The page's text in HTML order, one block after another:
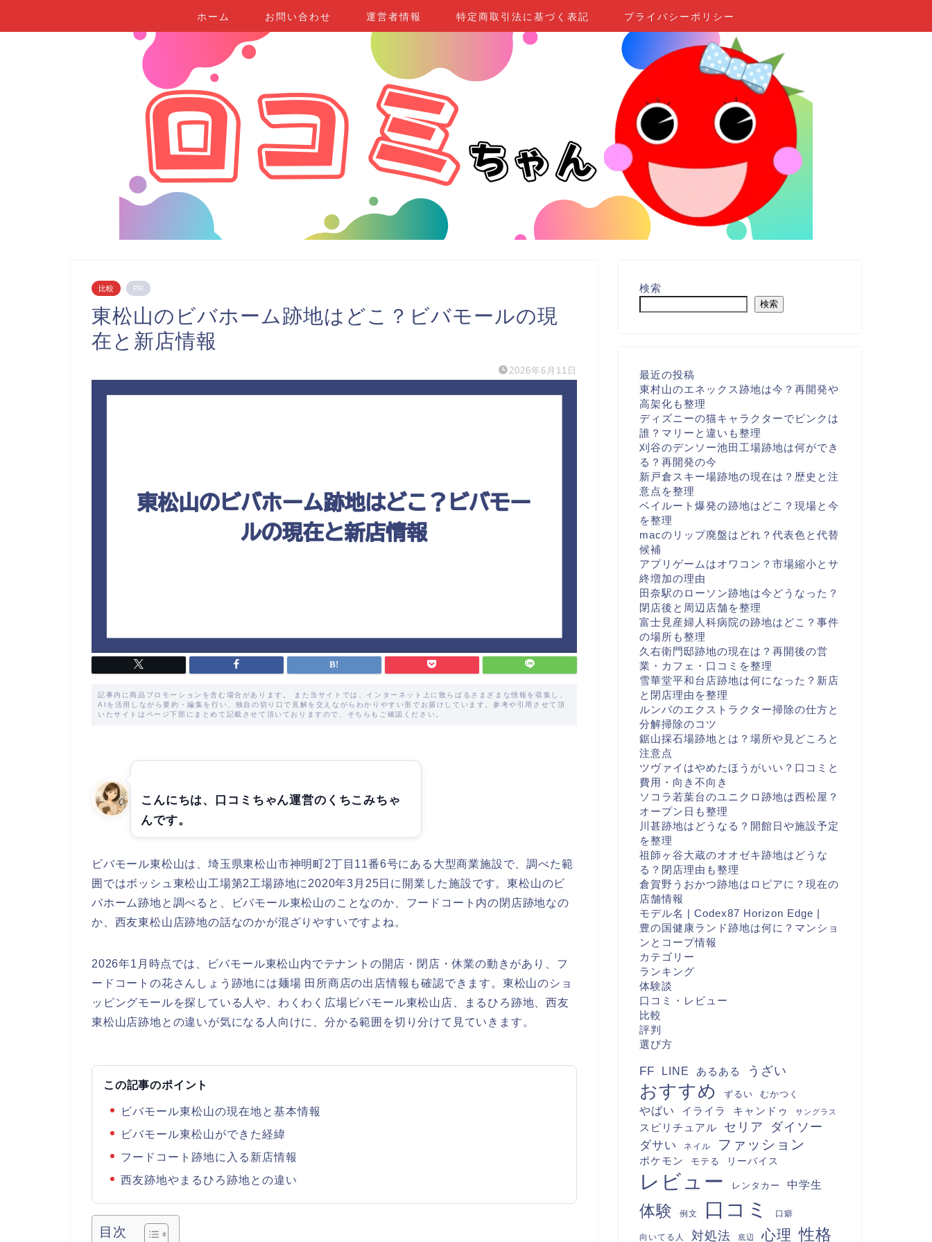
ホーム お問い合わせ 運営者情報 特定商取引法に基づく表記 プライバシーポリシー
比較 PR
東松山のビバホーム跡地はどこ？ビバモールの現
在と新店情報
2026年6月11日
記事内に商品プロモーションを含む場合があります。 また当サイトでは、インターネット上に散らばるさまざまな情報を収集し、
AIを活用しながら要約・編集を行い、独自の切り口で見解を交えながらわかりやすい形でお届けしています。参考や引用させて頂
いたサイトはページ下部にまとめて記載させて頂いておりますので、そちらもご確認ください。
こんにちは、口コミちゃん運営のくちこみちゃ
んです。
ビバモール東松山は、埼玉県東松山市神明町2丁目11番6号にある大型商業施設で、調べた範
囲ではボッシュ東松山工場第2工場跡地に2020年3月25日に開業した施設です。東松山のビ
バホーム跡地と調べると、ビバモール東松山のことなのか、フードコート内の閉店跡地なの
か、西友東松山店跡地の話なのかが混ざりやすいですよね。
2026年1月時点では、ビバモール東松山内でテナントの開店・閉店・休業の動きがあり、フ
ードコートの花さんしょう跡地には麺場 田所商店の出店情報も確認できます。東松山のショ
ッピングモールを探している人や、わくわく広場ビバモール東松山店、まるひろ跡地、西友
東松山店跡地との違いが気になる人向けに、分かる範囲を切り分けて見ていきます。
この記事のポイント
ビバモール東松山の現在地と基本情報
ビバモール東松山ができた経緯
フードコート跡地に入る新店情報
西友跡地やまるひろ跡地との違い
目次
検索
検索
最近の投稿
東村山のエネックス跡地は今？再開発や
高架化も整理
ディズニーの猫キャラクターでピンクは
誰？マリーと違いも整理
刈谷のデンソー池田工場跡地は何ができ
る？再開発の今
新戸倉スキー場跡地の現在は？歴史と注
意点を整理
ベイルート爆発の跡地はどこ？現場と今
を整理
macのリップ廃盤はどれ？代表色と代替
候補
アプリゲームはオワコン？市場縮小とサ
終増加の理由
田奈駅のローソン跡地は今どうなった？
閉店後と周辺店舗を整理
富士見産婦人科病院の跡地はどこ？事件
の場所も整理
久右衛門邸跡地の現在は？再開後の営
業・カフェ・口コミを整理
雪華堂平和台店跡地は何になった？新店
と閉店理由を整理
ルンバのエクストラクター掃除の仕方と
分解掃除のコツ
鋸山採石場跡地とは？場所や見どころと
注意点
ツヴァイはやめたほうがいい？口コミと
費用・向き不向き
ソコラ若葉台のユニクロ跡地は西松屋？
オープン日も整理
川甚跡地はどうなる？開館日や施設予定
を整理
祖師ヶ谷大蔵のオオゼキ跡地はどうな
る？閉店理由も整理
倉賀野うおかつ跡地はロピアに？現在の
店舗情報
モデル名 | Codex87 Horizon Edge |
豊の国健康ランド跡地は何に？マンショ
ンとコープ情報
カテゴリー
ランキング
体験談
口コミ・レビュー
比較
評判
選び方
FF LINE あるある うざい
おすすめ ずるい むかつく
やばい イライラ キャンドゥ サングラス
スピリチュアル セリア
ダイソー
ダサい
ネイル ファッション
ポケモン モテる リーバイス
レビュー レンタカー 中学生
体験 例文 口コミ 口癖
向いてる人 対処法 底辺 心理 性格